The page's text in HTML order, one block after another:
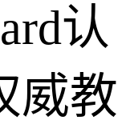
认
威教